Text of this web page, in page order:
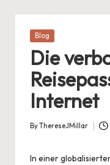
Posted
Blog
Die
Internet
Posted
ByThereseJMillar
In einer